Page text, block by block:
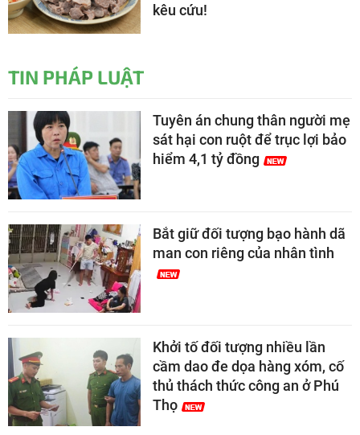
kêu cứu!
TIN PHÁP LUẬT
Tuyên án chung thân người mẹ
sát hại con ruột để trục lợi bảo
hiểm 4,1 tỷ đồng
Bắt giữ đối tượng bạo hành dã
man con riêng của nhân tình
Khởi tố đối tượng nhiều lần
cầm dao đe dọa hàng xóm, cố
thủ thách thức công an ở Phú
Thọ